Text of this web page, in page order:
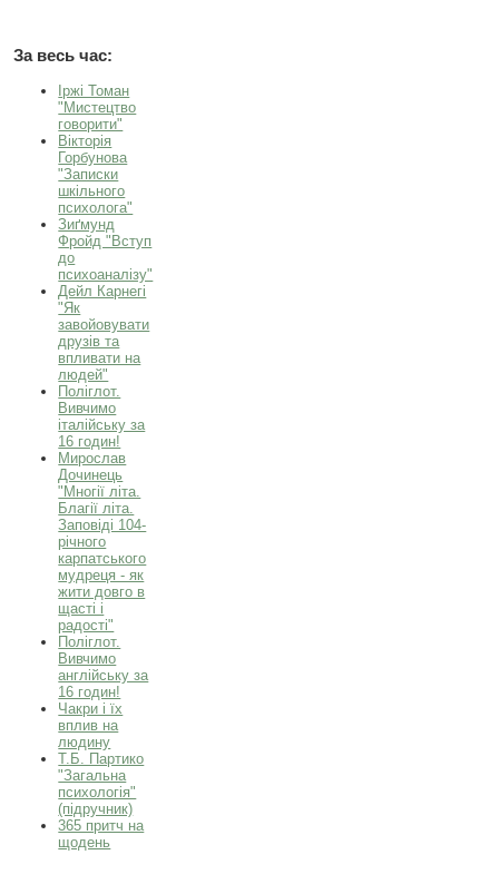
За весь час:
Іржі Томан
"Мистецтво
говорити"
Вікторія
Горбунова
"Записки
шкільного
психолога"
Зиґмунд
Фройд "Вступ
до
психоаналізу"
Дейл Карнегі
"Як
завойовувати
друзів та
впливати на
людей"
Поліглот.
Вивчимо
італійську за
16 годин!
Мирослав
Дочинець
"Многії літа.
Благії літа.
Заповіді 104-
річного
карпатського
мудреця - як
жити довго в
щасті і
радості"
Поліглот.
Вивчимо
англійську за
16 годин!
Чакри і їх
вплив на
людину
Т.Б. Партико
"Загальна
психологія"
(підручник)
365 притч на
щодень